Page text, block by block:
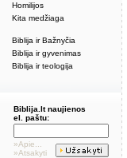
Homilijos
Kita medžiaga
Biblija ir Bažnyčia
Biblija ir gyvenimas
Biblija ir teologija
Biblija.lt naujienos
el. paštu:
»Apie...
»Atsakyti